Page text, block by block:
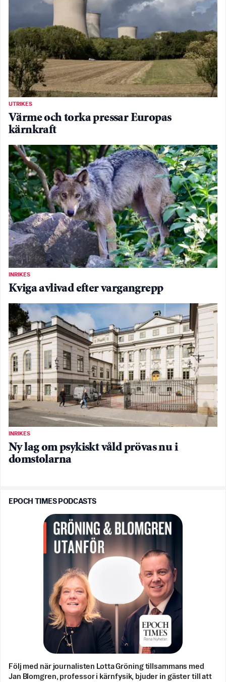
UTRIKES
Värme och torka pressar Europas
kärnkraft
INRIKES
Kviga avlivad efter vargangrepp
INRIKES
Ny lag om psykiskt våld prövas nu i
domstolarna
EPOCH TIMES PODCASTS
Följ med när journalisten Lotta Gröning tillsammans med
Jan Blomgren, professor i kärnfysik, bjuder in gäster till att